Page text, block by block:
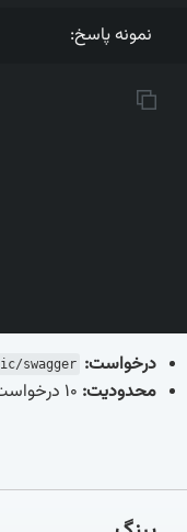
نمونه پاسخ:
درخواست: swagger
محدودیت: